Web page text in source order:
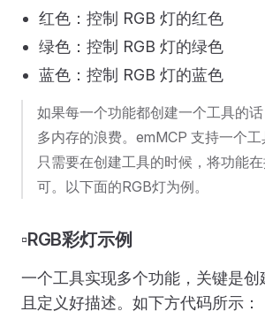
红色：控制 RGB 灯的红色
绿色：控制 RGB 灯的绿色
蓝色：控制 RGB 灯的蓝色
如果每一个功能都创建一个工具的
多内存的浪费。emMCP 支持一个工
只需要在创建工具的时候，将功能
可。以下面的RGB灯为例。
▫️RGB彩灯示例
一个工具实现多个功能，关键是
且定义好描述。如下方代码所示：